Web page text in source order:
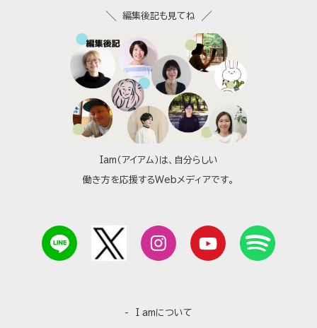
Iam（アイアム）は、自分らしい
働き方を応援するWebメディアです。
I amについて
編集後記も見てね